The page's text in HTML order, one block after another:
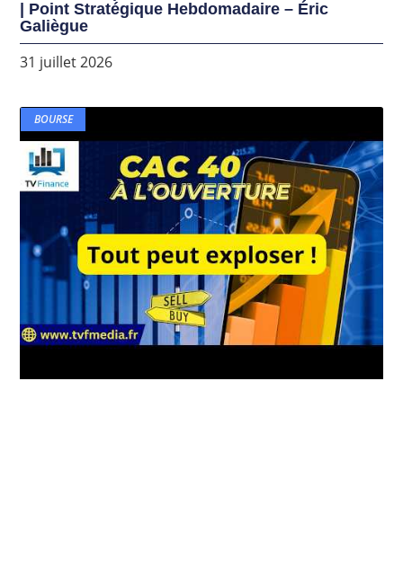
| Point Stratégique Hebdomadaire – Éric
Galiègue
31 juillet 2026
BOURSE